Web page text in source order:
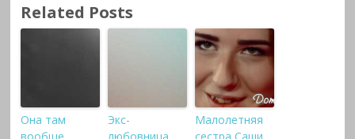
Related Posts
Она там
Экс-
Малолетняя